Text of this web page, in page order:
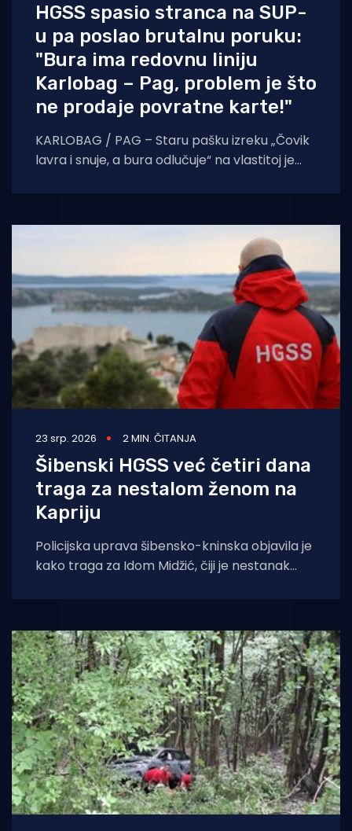
HGSS spasio stranca na SUP-
u pa poslao brutalnu poruku:
"Bura ima redovnu liniju
Karlobag – Pag, problem je što
ne prodaje povratne karte!"
KARLOBAG / PAG – Staru pašku izreku „Čovik
lavra i snuje, a bura odlučuje“ na vlastitoj je
23 srp. 2026 2 MIN. ČITANJA
Šibenski HGSS već četiri dana
traga za nestalom ženom na
Kapriju
Policijska uprava šibensko-kninska objavila je
kako traga za Idom Midžić, čiji je nestanak